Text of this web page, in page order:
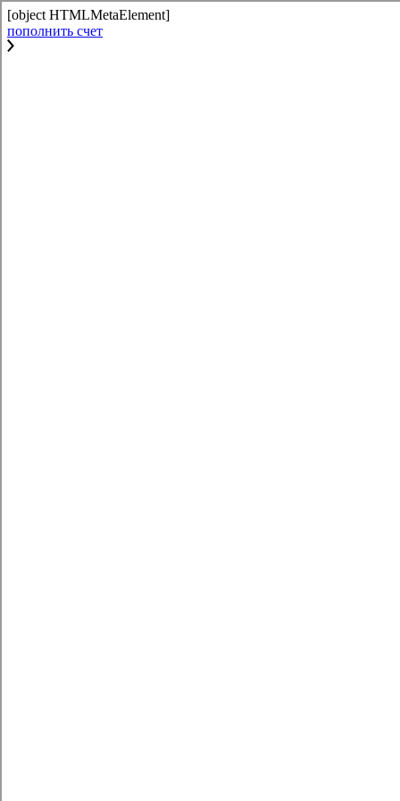
[object HTMLMetaElement]
пополнить счет